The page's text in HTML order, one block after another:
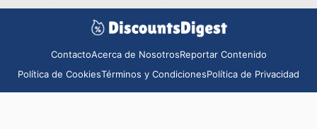
ContactoAcerca de NosotrosReportar Contenido
Política de CookiesTérminos y CondicionesPolítica de Privacidad